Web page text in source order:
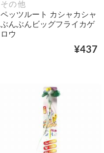
その他
ペッツルート カシャカシャ
ぶんぶんビッグフライカゲ
ロウ
¥437